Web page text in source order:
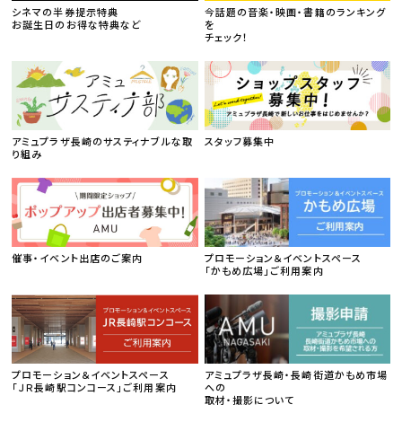
シネマの半券提示特典
お誕生日のお得な特典など
今話題の音楽・映画・書籍のランキング
を
チェック！
アミュプラザ長崎のサスティナブルな取
り組み
スタッフ募集中
催事・イベント出店のご案内
プロモーション＆イベントスペース
「かもめ広場」ご利用案内
プロモーション＆イベントスペース
「ＪＲ長崎駅コンコース」ご利用案内
アミュプラザ長崎・長崎街道かもめ市場
への
取材・撮影について